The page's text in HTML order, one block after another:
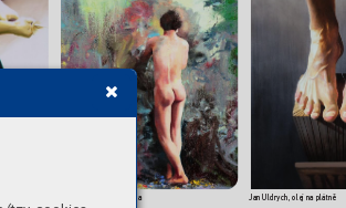
Malíř rokoka Jan Uldrych, olej na plátně